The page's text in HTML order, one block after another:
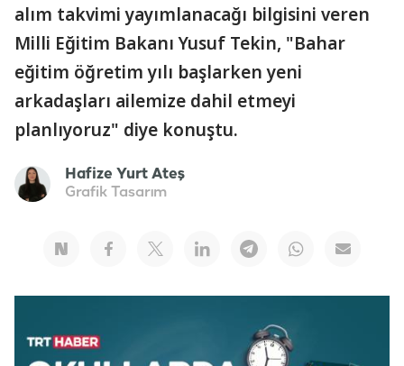
alım takvimi yayımlanacağı bilgisini veren
Milli Eğitim Bakanı Yusuf Tekin, "Bahar
eğitim öğretim yılı başlarken yeni
arkadaşları ailemize dahil etmeyi
planlıyoruz" diye konuştu.
Hafize Yurt Ateş
Grafik Tasarım